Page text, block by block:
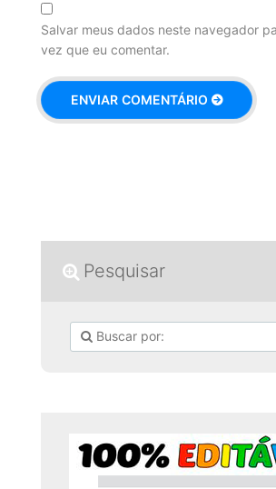
Salvar meus dados neste navegador
vez que eu comentar.
Pesquisar